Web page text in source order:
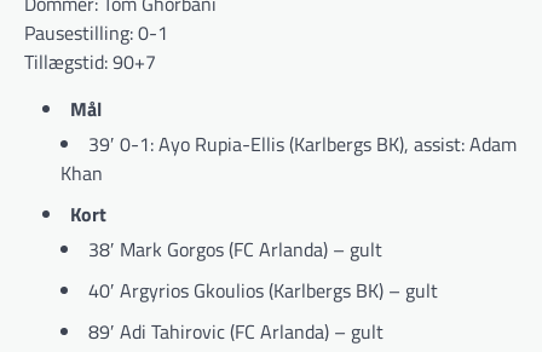
Pausestilling: 0-1
Tillægstid: 90+7
Mål
39′ 0-1: Ayo Rupia-Ellis (Karlbergs BK), assist: Adam
Khan
Kort
38′ Mark Gorgos (FC Arlanda) – gult
40′ Argyrios Gkoulios (Karlbergs BK) – gult
89′ Adi Tahirovic (FC Arlanda) – gult